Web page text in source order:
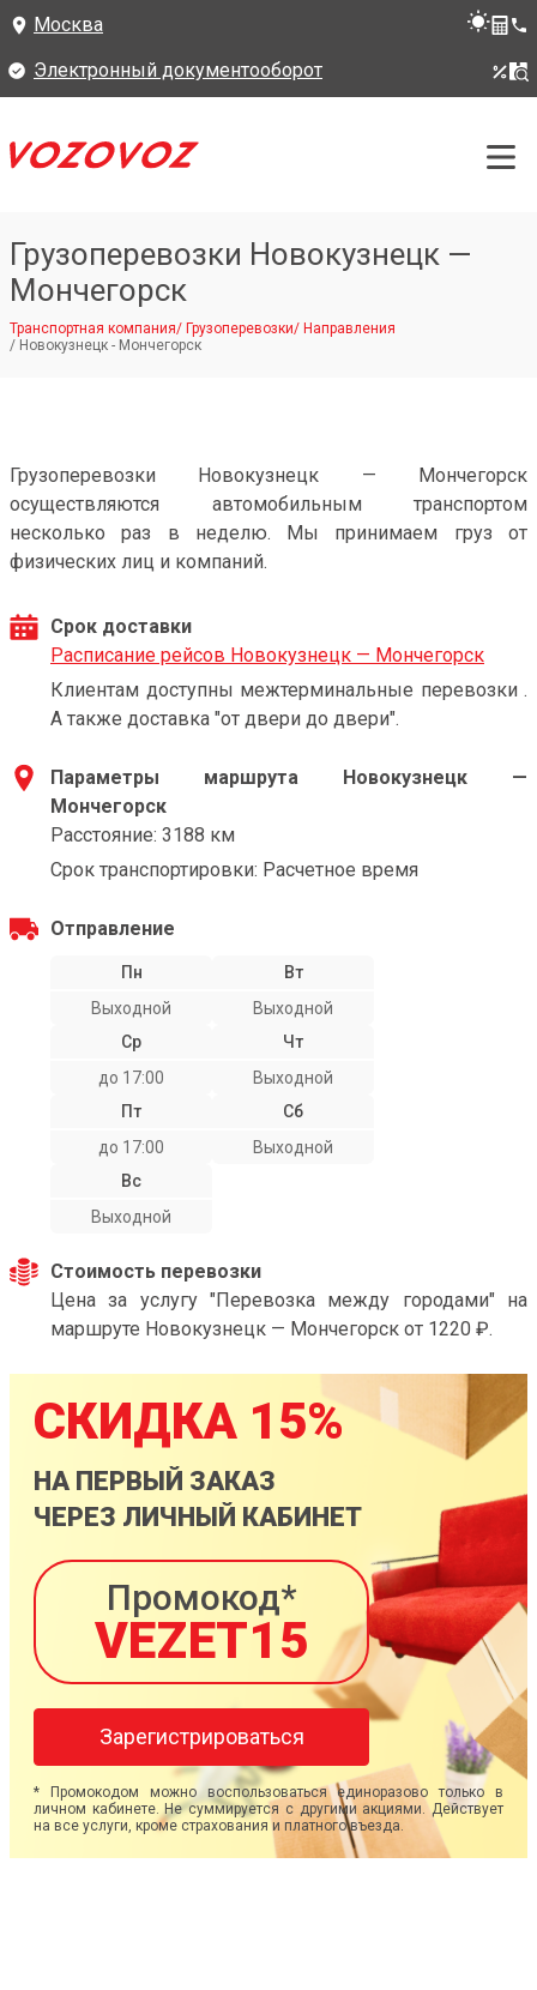
Москва
Электронный документооборот
Грузоперевозки Новокузнецк —
Мончегорск
Транспортная компания/ Грузоперевозки/ Направления
/ Новокузнецк - Мончегорск
Грузоперевозки Новокузнецк — Мончегорск
осуществляются автомобильным транспортом
несколько раз в неделю. Мы принимаем груз от
физических лиц и компаний.
Срок доставки
Расписание рейсов Новокузнецк — Мончегорск
Клиентам доступны межтерминальные перевозки .
А также доставка "от двери до двери".
Параметры маршрута Новокузнецк —
Мончегорск
Расстояние: 3188 км
Срок транспортировки: Расчетное время
Отправление
Пн
Выходной
Вт
Выходной
Ср
до 17:00
Чт
Выходной
Пт
до 17:00
Сб
Выходной
Вс
Выходной
Стоимость перевозки
Цена за услугу "Перевозка между городами" на
маршруте Новокузнецк — Мончегорск от 1220 ₽.
СКИДКА 15%
НА ПЕРВЫЙ ЗАКАЗ
ЧЕРЕЗ ЛИЧНЫЙ КАБИНЕТ
Промокод*
VEZET15
Зарегистрироваться
* Промокодом можно воспользоваться единоразово только в
личном кабинете. Не суммируется с другими акциями. Действует
на все услуги, кроме страхования и платного въезда.